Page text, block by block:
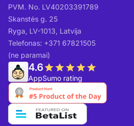
PVM. No. LV40203391789
Skanstės g. 25
Ryga, LV-1013, Latvija
Telefonas: +371 67821505
(ne paramai)
4.6
AppSumo rating